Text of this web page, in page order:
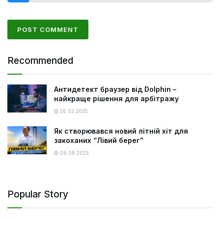
Recommended
Антидетект браузер від Dolphin –
найкраще рішення для арбітражу
26.02.2025
Як створювався новий літній хіт для
закоханих “Лівий берег”
06.08.2023
Popular Story